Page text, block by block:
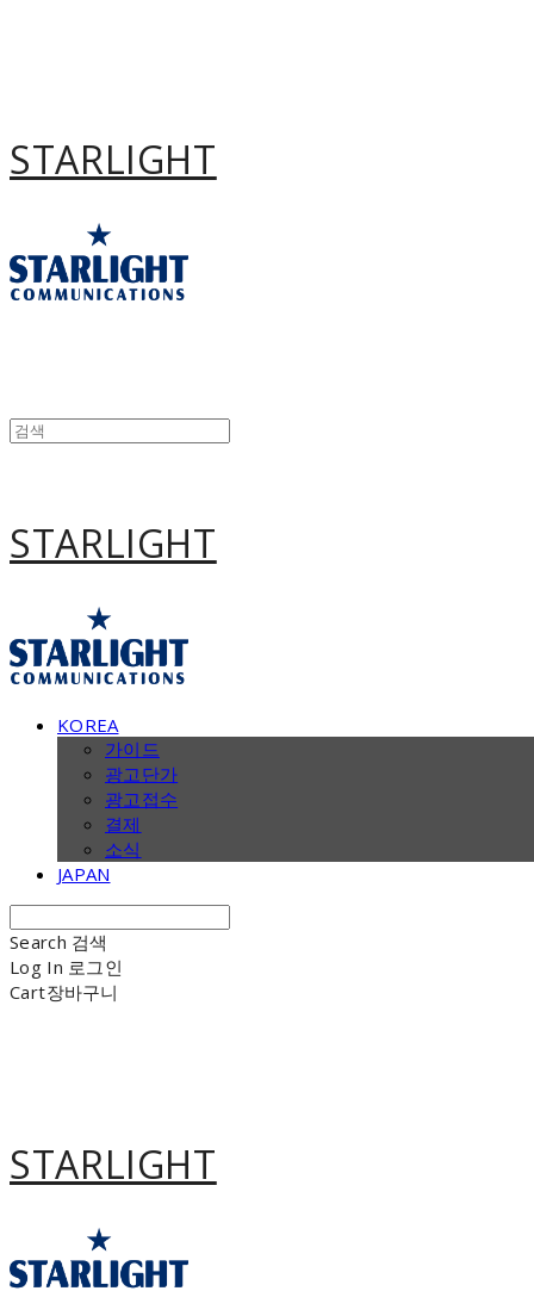
STARLIGHT
STARLIGHT
KOREA
가이드
광고단가
광고접수
결제
소식
JAPAN
Search 검색
Log In 로그인
Cart장바구니
STARLIGHT